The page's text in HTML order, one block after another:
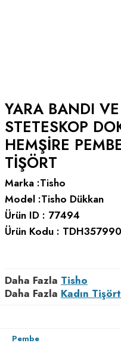
YARA BANDI
STETESKOP
HEMŞIRE
TIŞÖRT
Marka :Tisho
Model :Tisho Dükkan
Ürün ID : 77494
Ürün Kodu : TDH357990
Daha Fazla Tisho
Daha Fazla Kadın
Pembe